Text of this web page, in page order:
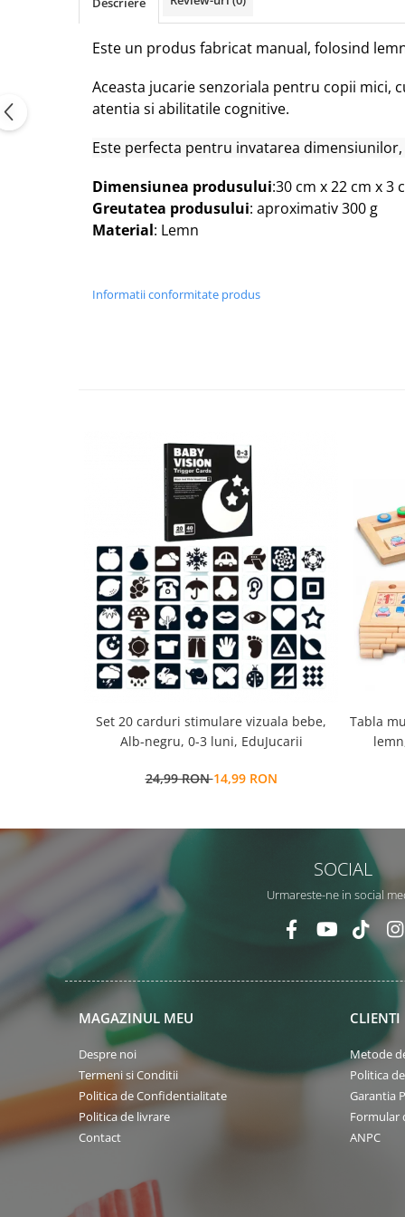
Este un produs fabricat manual, folosind
Aceasta jucarie senzoriala pentru copii mici,
atentia si abilitatile cognitive.
Este perfecta pentru invatarea
Dimensiunea produsului:30 cm x 22 cm x 3
Greutatea produsului: aproximativ 300 g
Material: Lemn
Informatii conformitate produs
Set 20 carduri stimulare vizuala bebe,
Alb-negru, 0-3 luni, EduJucarii
24,99 RON14,99 RON
Tabla
SOCIAL
Urmareste-ne in social
MAGAZINUL MEU
Despre noi
Termeni si Conditii
Politica de Confidentialitate
Politica de livrare
Contact
CLIENTI
Metode
Politica
Garantia
Formular
ANPC